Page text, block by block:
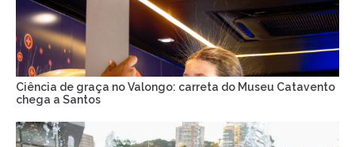
Ciência de graça no Valongo: carreta do Museu Catavento
chega a Santos